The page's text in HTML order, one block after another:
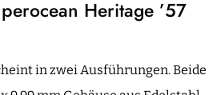
Heritage ’57
in zwei Ausführungen. Beide